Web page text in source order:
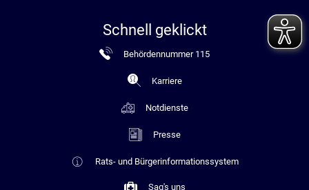
Schnell geklickt
Behördennummer 115
Karriere
Notdienste
Presse
Rats- und Bürgerinformationssystem
Sag's uns